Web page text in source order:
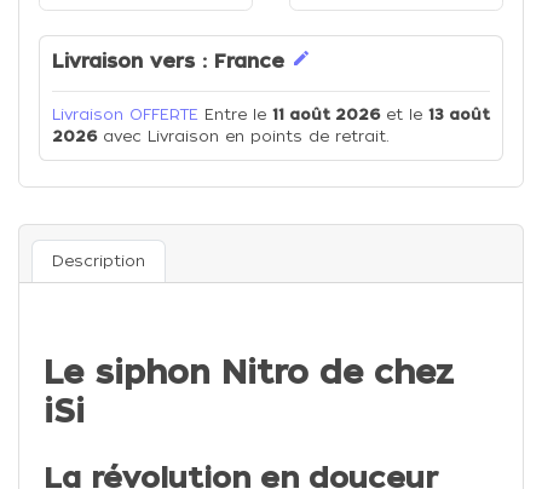
Livraison vers : France edit
Livraison OFFERTE Entre le 11 août 2026et le 13 août
2026avec Livraison en points de retrait.
Description
Le siphon Nitro de chez
iSi
La révolution en douceur